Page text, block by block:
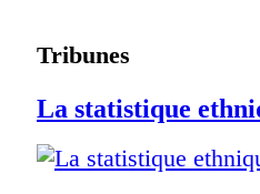
Tribunes
La statistique